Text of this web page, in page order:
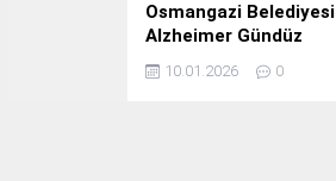
Osmangazi Belediyesi
Alzheimer Gündüz
Bakım Evi 3. Yılını
Kutladı
10.01.2026 0